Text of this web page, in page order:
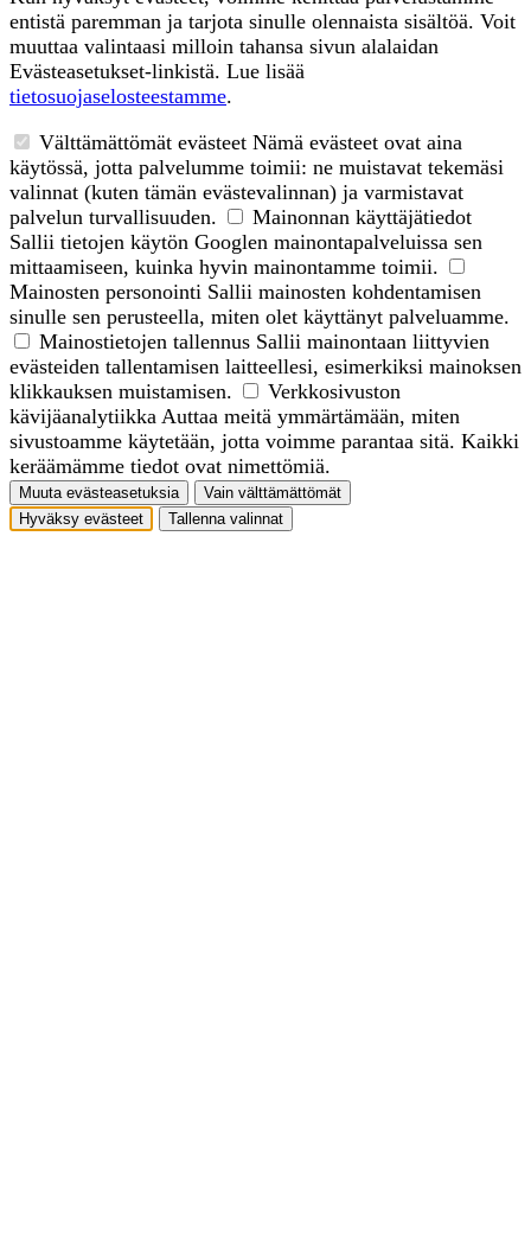
entistä paremman ja tarjota sinulle olennaista sisältöä. Voit
muuttaa valintaasi milloin tahansa sivun alalaidan
Evästeasetukset-linkistä. Lue lisää
tietosuojaselosteestamme.
Välttämättömät evästeet Nämä evästeet ovat aina
käytössä, jotta palvelumme toimii: ne muistavat tekemäsi
valinnat (kuten tämän evästevalinnan) ja varmistavat
palvelun turvallisuuden.
Mainonnan käyttäjätiedot
Sallii tietojen käytön Googlen mainontapalveluissa sen
mittaamiseen, kuinka hyvin mainontamme toimii.
Mainosten personointi Sallii mainosten kohdentamisen
sinulle sen perusteella, miten olet käyttänyt palveluamme.
Mainostietojen tallennus Sallii mainontaan liittyvien
evästeiden tallentamisen laitteellesi, esimerkiksi mainoksen
klikkauksen muistamisen.
Verkkosivuston
kävijäanalytiikka Auttaa meitä ymmärtämään, miten
sivustoamme käytetään, jotta voimme parantaa sitä. Kaikki
keräämämme tiedot ovat nimettömiä.
Muuta evästeasetuksia
Vain välttämättömät
Hyväksy evästeet
Tallenna valinnat